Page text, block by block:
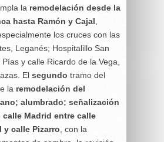
la remodelación desde la
hasta Ramón y Cajal
los cruces con las
Leganés; Hospitalillo San
y calle Ricardo de la Vega,
El segundo tramo del
la remodelación del
alumbrado; señalización
calle Madrid entre calle
y calle Pizarro , con la